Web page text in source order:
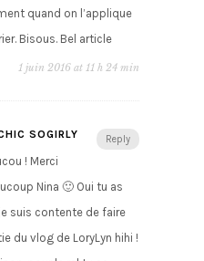
quand on l’applique
Bisous. Bel article
1 juin 2016 at 11 h 24 min
Reply
SOGIRLY
! Merci
Nina 🙂 Oui tu as
suis contente de faire
du vlog de LoryLyn hihi !